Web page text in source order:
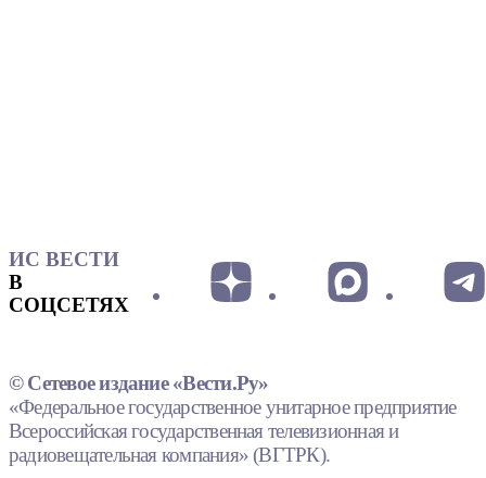
ИС ВЕСТИ
В
СОЦСЕТЯХ
© Сетевое издание «Вести.Ру»
«Федеральное государственное унитарное предприятие
Всероссийская государственная телевизионная и
радиовещательная компания» (ВГТРК).